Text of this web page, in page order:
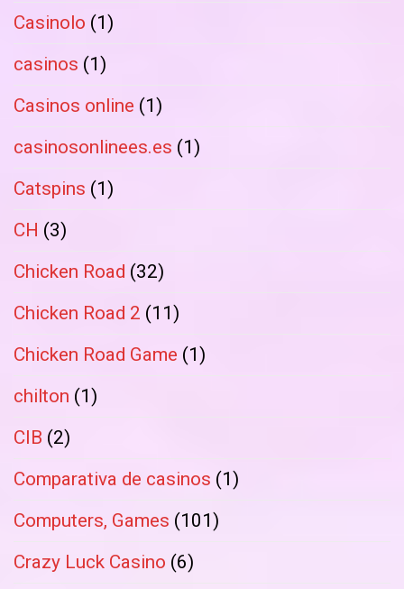
Casinolo (1)
casinos (1)
Casinos online (1)
casinosonlinees.es (1)
Catspins (1)
CH (3)
Chicken Road (32)
Chicken Road 2 (11)
Chicken Road Game (1)
chilton (1)
CIB (2)
Comparativa de casinos (1)
Computers, Games (101)
Crazy Luck Casino (6)